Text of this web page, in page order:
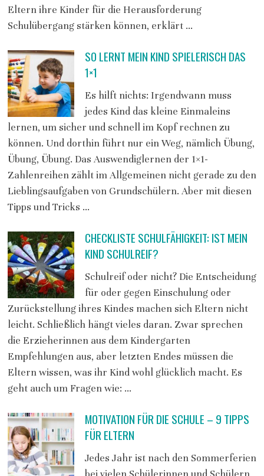
Eltern ihre Kinder für die Herausforderung
Schulübergang stärken können, erklärt …
SO LERNT MEIN KIND SPIELERISCH DAS
1×1
Es hilft nichts: Irgendwann muss
jedes Kind das kleine Einmaleins
lernen, um sicher und schnell im Kopf rechnen zu
können. Und dorthin führt nur ein Weg, nämlich Übung,
Übung, Übung. Das Auswendiglernen der 1×1-
Zahlenreihen zählt im Allgemeinen nicht gerade zu den
Lieblingsaufgaben von Grundschülern. Aber mit diesen
Tipps und Tricks …
CHECKLISTE SCHULFÄHIGKEIT: IST MEIN
KIND SCHULREIF?
Schulreif oder nicht? Die Entscheidung
für oder gegen Einschulung oder
Zurückstellung ihres Kindes machen sich Eltern nicht
leicht. Schließlich hängt vieles daran. Zwar sprechen
die Erzieherinnen aus dem Kindergarten
Empfehlungen aus, aber letzten Endes müssen die
Eltern wissen, was ihr Kind wohl glücklich macht. Es
geht auch um Fragen wie: …
MOTIVATION FÜR DIE SCHULE – 9 TIPPS
FÜR ELTERN
Jedes Jahr ist nach den Sommerferien